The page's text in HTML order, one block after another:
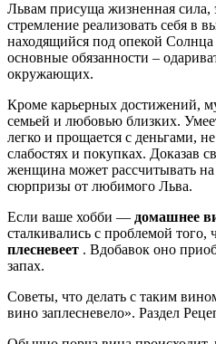
Львам присуща жизненная сила,
стремление реализовать себя в
находящийся под опекой
основные обязанности –
окружающих.
Кроме карьерных достижений,
семьей и любовью близких.
легко и прощается с деньгами,
слабостях и покупках. Доказав
женщина может рассчитывать
сюрпризы от любимого Льва.
Если ваше хобби — домашнее
сталкивались с проблемой того,
плесневеет . Вдобавок оно
запах.
Советы, что делать с таким
вино заплесневело». Раздел